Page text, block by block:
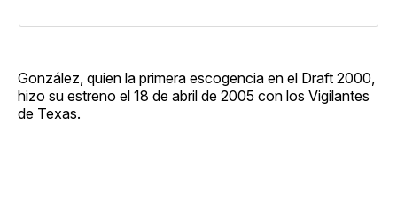
González, quien la primera escogencia en el Draft 2000,
hizo su estreno el 18 de abril de 2005 con los Vigilantes
de Texas.